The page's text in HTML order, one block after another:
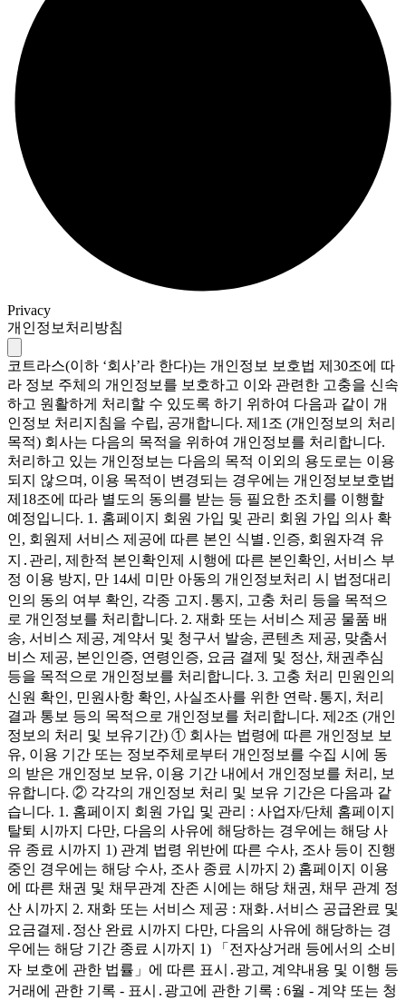
Privacy
개인정보처리방침
코트라스(이하 ‘회사’라 한다)는 개인정보 보호법 제30조에 따
라 정보 주체의 개인정보를 보호하고 이와 관련한 고충을 신속
하고 원활하게 처리할 수 있도록 하기 위하여 다음과 같이 개
인정보 처리지침을 수립, 공개합니다. 제1조 (개인정보의 처리
목적) 회사는 다음의 목적을 위하여 개인정보를 처리합니다.
처리하고 있는 개인정보는 다음의 목적 이외의 용도로는 이용
되지 않으며, 이용 목적이 변경되는 경우에는 개인정보보호법
제18조에 따라 별도의 동의를 받는 등 필요한 조치를 이행할
예정입니다. 1. 홈페이지 회원 가입 및 관리 회원 가입 의사 확
인, 회원제 서비스 제공에 따른 본인 식별․인증, 회원자격 유
지․관리, 제한적 본인확인제 시행에 따른 본인확인, 서비스 부
정 이용 방지, 만 14세 미만 아동의 개인정보처리 시 법정대리
인의 동의 여부 확인, 각종 고지․통지, 고충 처리 등을 목적으
로 개인정보를 처리합니다. 2. 재화 또는 서비스 제공 물품 배
송, 서비스 제공, 계약서 및 청구서 발송, 콘텐츠 제공, 맞춤서
비스 제공, 본인인증, 연령인증, 요금 결제 및 정산, 채권추심
등을 목적으로 개인정보를 처리합니다. 3. 고충 처리 민원인의
신원 확인, 민원사항 확인, 사실조사를 위한 연락․통지, 처리
결과 통보 등의 목적으로 개인정보를 처리합니다. 제2조 (개인
정보의 처리 및 보유기간) ① 회사는 법령에 따른 개인정보 보
유, 이용 기간 또는 정보주체로부터 개인정보를 수집 시에 동
의 받은 개인정보 보유, 이용 기간 내에서 개인정보를 처리, 보
유합니다. ② 각각의 개인정보 처리 및 보유 기간은 다음과 같
습니다. 1. 홈페이지 회원 가입 및 관리 : 사업자/단체 홈페이지
탈퇴 시까지 다만, 다음의 사유에 해당하는 경우에는 해당 사
유 종료 시까지 1) 관계 법령 위반에 따른 수사, 조사 등이 진행
중인 경우에는 해당 수사, 조사 종료 시까지 2) 홈페이지 이용
에 따른 채권 및 채무관계 잔존 시에는 해당 채권, 채무 관계 정
산 시까지 2. 재화 또는 서비스 제공 : 재화․서비스 공급완료 및
요금결제․정산 완료 시까지 다만, 다음의 사유에 해당하는 경
우에는 해당 기간 종료 시까지 1) 「전자상거래 등에서의 소비
자 보호에 관한 법률」에 따른 표시․광고, 계약내용 및 이행 등
거래에 관한 기록 - 표시․광고에 관한 기록 : 6월 - 계약 또는 청